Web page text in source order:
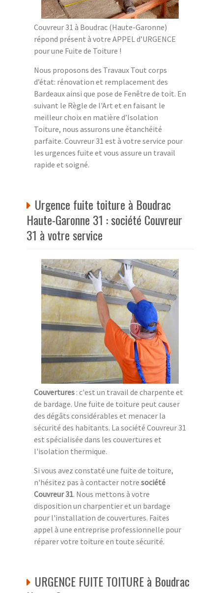
Couvreur 31 à Boudrac (Haute-Garonne)
répond présent à votre APPEL d’URGENCE
pour une Fuite de Toiture !
Nous proposons des Travaux Tout corps
d’état: rénovation et remplacement des
Bardeaux ainsi que pose de Fenêtre de toit. En
suivant le Règle de l'Art et en faisant le
meilleur choix en matière d’Isolation
Toiture, nous assurons une étanchéité
parfaite. Couvreur 31 est à votre service pour
les urgences fuite et vous assure un travail
rapide et soigné.
Urgence fuite toiture à Boudrac
Haute-Garonne 31 : société Couvreur
31 à votre service
Couvertures : c'est un travail de charpente et
de bardage. Une fuite de toiture peut causer
des dégâts considérables et menacer la
sécurité des habitants. La société Couvreur 31
est spécialisée dans les couvertures et
l'isolation thermique.
Si vous avez constaté une fuite de toiture,
n'hésitez pas à contacter notre société
Couvreur 31. Nous mettons à votre
disposition un charpentier et un bardage
pour l'installation de couvertures. Faites
appel à une entreprise professionnelle pour
réparer votre toiture en toute sécurité.
URGENCE FUITE TOITURE à Boudrac